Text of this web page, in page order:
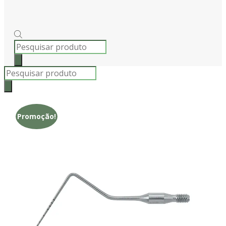
PRODUCTS
SEARCH
Products
search
Promoção!